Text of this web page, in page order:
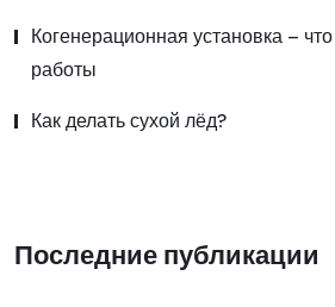
Когенерационная установка –
работы
Как делать сухой лёд?
Последние публикации